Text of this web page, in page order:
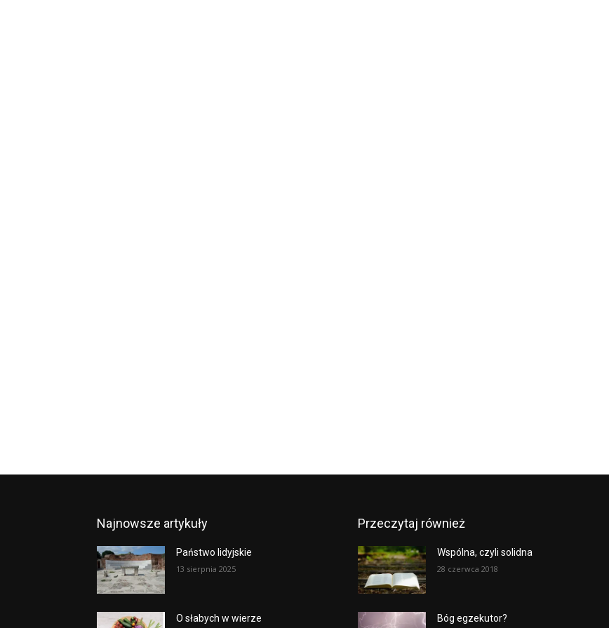
Najnowsze artykuły
Państwo lidyjskie
13 sierpnia 2025
O słabych w wierze
Przeczytaj również
Wspólna, czyli solidna
28 czerwca 2018
Bóg egzekutor?